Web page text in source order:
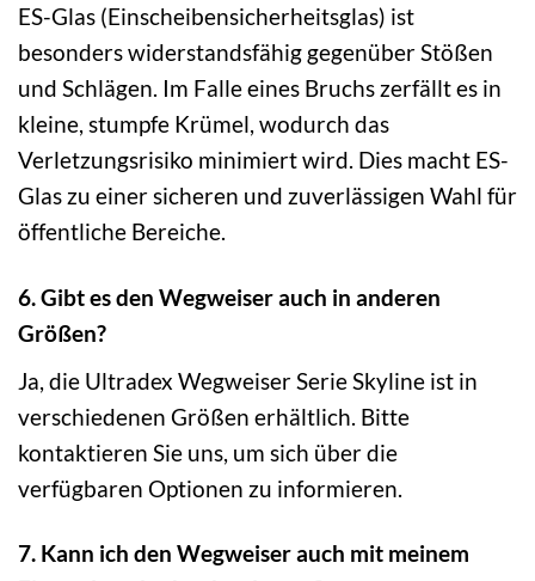
ES-Glas (Einscheibensicherheitsglas) ist
besonders widerstandsfähig gegenüber Stößen
und Schlägen. Im Falle eines Bruchs zerfällt es in
kleine, stumpfe Krümel, wodurch das
Verletzungsrisiko minimiert wird. Dies macht ES-
Glas zu einer sicheren und zuverlässigen Wahl für
öffentliche Bereiche.
6. Gibt es den Wegweiser auch in anderen
Größen?
Ja, die Ultradex Wegweiser Serie Skyline ist in
verschiedenen Größen erhältlich. Bitte
kontaktieren Sie uns, um sich über die
verfügbaren Optionen zu informieren.
7. Kann ich den Wegweiser auch mit meinem